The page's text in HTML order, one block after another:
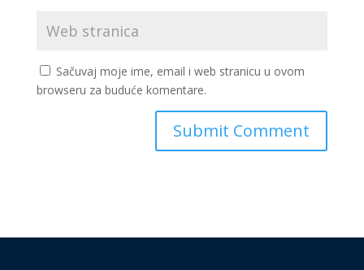
Sačuvaj moje ime, email i web stranicu u ovom
browseru za buduće komentare.